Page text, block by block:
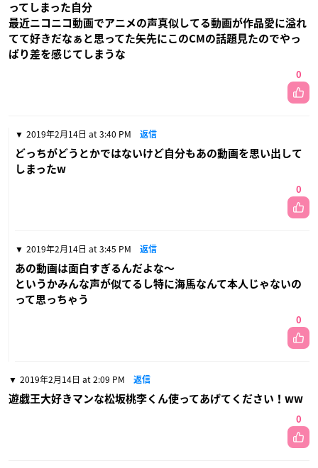
ってしまった自分
最近ニコニコ動画でアニメの声真似してる動画が作品愛に溢れ
てて好きだなぁと思ってた矢先にこのCMの話題見たのでやっ
ぱり差を感じてしまうな
0
2019年2月14日 at 3:40 PM 返信
どっちがどうとかではないけど自分もあの動画を思い出して
しまったw
0
2019年2月14日 at 3:45 PM 返信
あの動画は面白すぎるんだよな〜
というかみんな声が似てるし特に海馬なんて本人じゃないの
って思っちゃう
0
2019年2月14日 at 2:09 PM 返信
遊戯王大好きマンな松坂桃李くん使ってあげてください！ww
0